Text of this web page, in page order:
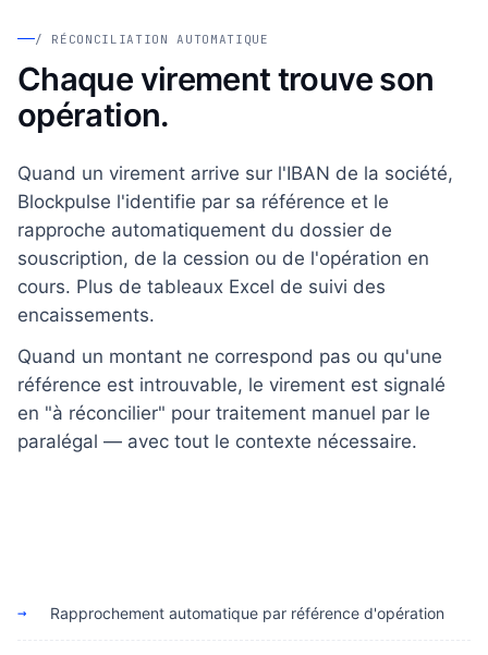
/ RÉCONCILIATION AUTOMATIQUE
Chaque virement trouve son
opération.
Quand un virement arrive sur l'IBAN de la société,
Blockpulse l'identifie par sa référence et le
rapproche automatiquement du dossier de
souscription, de la cession ou de l'opération en
cours. Plus de tableaux Excel de suivi des
encaissements.
Quand un montant ne correspond pas ou qu'une
référence est introuvable, le virement est signalé
en "à réconcilier" pour traitement manuel par le
paralégal — avec tout le contexte nécessaire.
→ Rapprochement automatique par référence d'opération